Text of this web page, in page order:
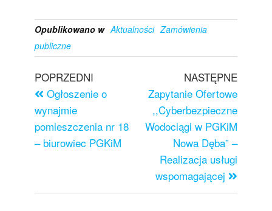
Opublikowano w Aktualności Zamówienia
publiczne
POPRZEDNI
Ogłoszenie o
wynajmie
pomieszczenia nr 18
– biurowiec PGKiM
NASTĘPNE
Zapytanie Ofertowe
,,Cyberbezpieczne
Wodociągi w PGKiM
Nowa Dęba” –
Realizacja usługi
wspomagającej